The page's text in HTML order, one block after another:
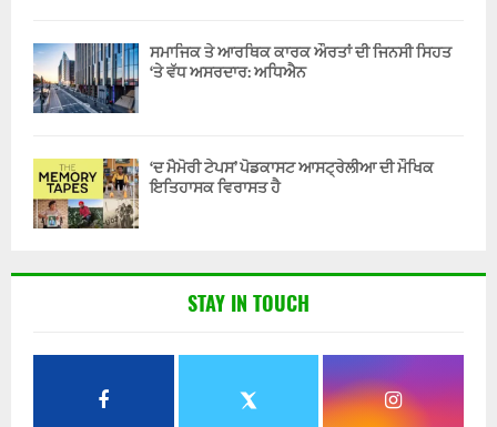
ਸਮਾਜਿਕ ਤੇ ਆਰਥਿਕ ਕਾਰਕ ਔਰਤਾਂ ਦੀ ਜਿਨਸੀ ਸਿਹਤ
‘ਤੇ ਵੱਧ ਅਸਰਦਾਰ: ਅਧਿਐਨ
‘ਦ ਮੈਮੋਰੀ ਟੇਪਸ’ ਪੋਡਕਾਸਟ ਆਸਟ੍ਰੇਲੀਆ ਦੀ ਮੌਖਿਕ
ਇਤਿਹਾਸਕ ਵਿਰਾਸਤ ਹੈ
STAY IN TOUCH